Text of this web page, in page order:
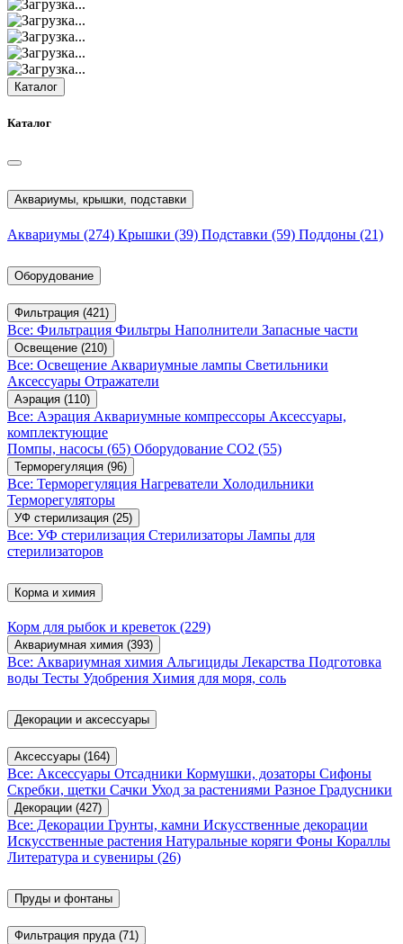
Каталог
Каталог
Аквариумы, крышки, подставки
Аквариумы (274) Крышки (39) Подставки (59) Поддоны (21)
Оборудование
Фильтрация (421)
Все: Фильтрация Фильтры Наполнители Запасные части
Освещение (210)
Все: Освещение Аквариумные лампы Светильники
Аксессуары Отражатели
Аэрация (110)
Все: Аэрация Аквариумные компрессоры Аксессуары,
комплектующие
Помпы, насосы (65) Оборудование CO2 (55)
Терморегуляция (96)
Все: Терморегуляция Нагреватели Холодильники
Терморегуляторы
УФ стерилизация (25)
Все: УФ стерилизация Стерилизаторы Лампы для
стерилизаторов
Корма и химия
Корм для рыбок и креветок (229)
Аквариумная химия (393)
Все: Аквариумная химия Альгициды Лекарства Подготовка
воды Тесты Удобрения Химия для моря, соль
Декорации и аксессуары
Аксессуары (164)
Все: Аксессуары Отсадники Кормушки, дозаторы Сифоны
Скребки, щетки Сачки Уход за растениями Разное Градусники
Декорации (427)
Все: Декорации Грунты, камни Искусственные декорации
Искусственные растения Натуральные коряги Фоны Кораллы
Литература и сувениры (26)
Пруды и фонтаны
Фильтрация пруда (71)